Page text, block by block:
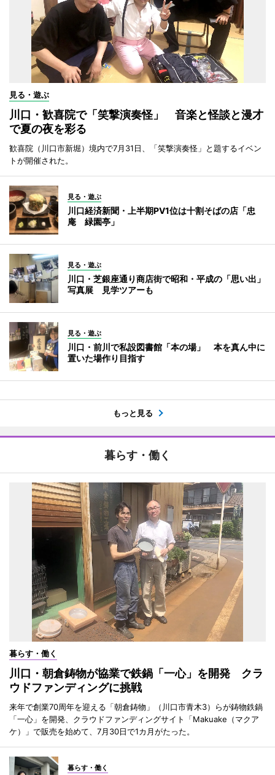
見る・遊ぶ
川口・歓喜院で「笑撃演奏怪」 音楽と怪談と漫才
で夏の夜を彩る
歓喜院（川口市新堀）境内で7月31日、「笑撃演奏怪」と題するイベン
トが開催された。
見る・遊ぶ
川口経済新聞・上半期PV1位は十割そばの店「忠
庵 緑園亭」
見る・遊ぶ
川口・芝銀座通り商店街で昭和・平成の「思い出」
写真展 見学ツアーも
見る・遊ぶ
川口・前川で私設図書館「本の場」 本を真ん中に
置いた場作り目指す
もっと見る
暮らす・働く
暮らす・働く
川口・朝倉鋳物が協業で鉄鍋「一心」を開発 クラ
ウドファンディングに挑戦
来年で創業70周年を迎える「朝倉鋳物」（川口市青木3）らが鋳物鉄鍋
「一心」を開発、クラウドファンディングサイト「Makuake（マクア
ケ）」で販売を始めて、7月30日で1カ月がたった。
暮らす・働く